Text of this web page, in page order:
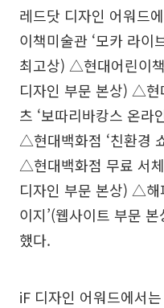
레드닷 디자인 어워드
이책미술관 ‘모카 라이
최고상) △현대어린이
디자인 부문 본상) △현
츠 ‘보따리바캉스 온라
△현대백화점 ‘친환경
△현대백화점 무료 서
디자인 부문 본상) △해
이지’(웹사이트 부문
했다.
iF 디자인 어워드에서